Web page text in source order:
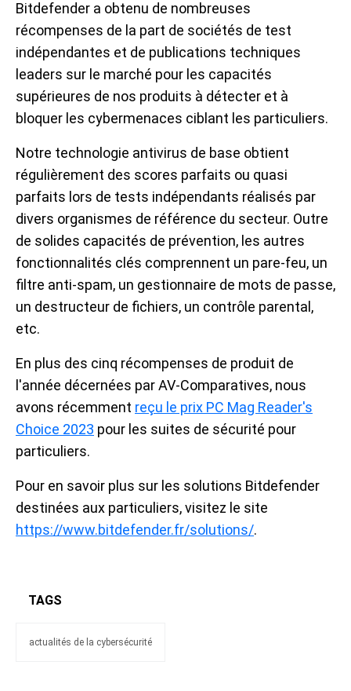
Bitdefender a obtenu de nombreuses
récompenses de la part de sociétés de test
indépendantes et de publications techniques
leaders sur le marché pour les capacités
supérieures de nos produits à détecter et à
bloquer les cybermenaces ciblant les particuliers.
Notre technologie antivirus de base obtient
régulièrement des scores parfaits ou quasi
parfaits lors de tests indépendants réalisés par
divers organismes de référence du secteur. Outre
de solides capacités de prévention, les autres
fonctionnalités clés comprennent un pare-feu, un
filtre anti-spam, un gestionnaire de mots de passe,
un destructeur de fichiers, un contrôle parental,
etc.
En plus des cinq récompenses de produit de
l'année décernées par AV-Comparatives, nous
avons récemment reçu le prix PC Mag Reader's
Choice 2023 pour les suites de sécurité pour
particuliers.
Pour en savoir plus sur les solutions Bitdefender
destinées aux particuliers, visitez le site
https://www.bitdefender.fr/solutions/.
TAGS
actualités de la cybersécurité